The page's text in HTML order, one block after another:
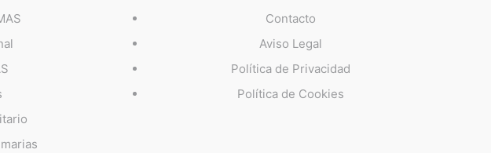
Contacto
Aviso Legal
Política de Privacidad
Política de Cookies